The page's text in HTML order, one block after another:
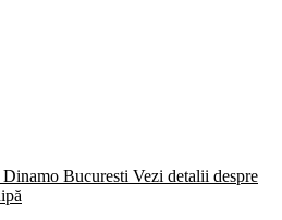
Dinamo Bucuresti Vezi detalii despre